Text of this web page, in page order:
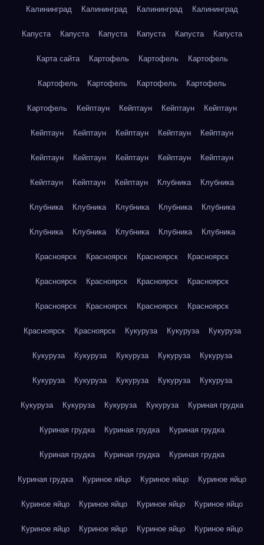
Калининград Калининград Калининград Калининград
Капуста Капуста Капуста Капуста Капуста Капуста
Карта сайта Картофель Картофель Картофель
Картофель Картофель Картофель Картофель
Картофель Кейптаун Кейптаун Кейптаун Кейптаун
Кейптаун Кейптаун Кейптаун Кейптаун Кейптаун
Кейптаун Кейптаун Кейптаун Кейптаун Кейптаун
Кейптаун Кейптаун Кейптаун Клубника Клубника
Клубника Клубника Клубника Клубника Клубника
Клубника Клубника Клубника Клубника Клубника
Красноярск Красноярск Красноярск Красноярск
Красноярск Красноярск Красноярск Красноярск
Красноярск Красноярск Красноярск Красноярск
Красноярск Красноярск Кукуруза Кукуруза Кукуруза
Кукуруза Кукуруза Кукуруза Кукуруза Кукуруза
Кукуруза Кукуруза Кукуруза Кукуруза Кукуруза
Кукуруза Кукуруза Кукуруза Кукуруза Куриная грудка
Куриная грудка Куриная грудка Куриная грудка
Куриная грудка Куриная грудка Куриная грудка
Куриная грудка Куриное яйцо Куриное яйцо Куриное яйцо
Куриное яйцо Куриное яйцо Куриное яйцо Куриное яйцо
Куриное яйцо Куриное яйцо Куриное яйцо Куриное яйцо